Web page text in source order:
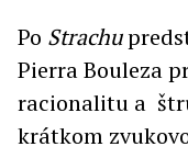
Po Strachu
Pierra Bouleza
racionalitu a
krátkom